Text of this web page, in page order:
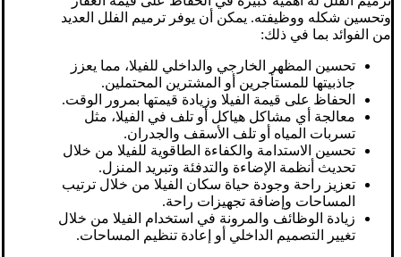
وتحسين شكله ووظيفته. يمكن أن يوفر ترميم الفلل العديد
من الفوائد بما في ذلك:
تحسين المظهر الخارجي والداخلي للفيلا، مما يعزز
جاذبيتها للمستأجرين أو المشترين المحتملين.
الحفاظ على قيمة الفيلا وزيادة قيمتها بمرور الوقت.
معالجة أي مشاكل هياكل أو تلف في الفيلا، مثل
تسربات المياه أو تلف الأسقف والجدران.
تحسين الاستدامة والكفاءة الطاقوية للفيلا من خلال
تحديث أنظمة الإضاءة والتدفئة وتبريد المنزل.
تعزيز راحة وجودة حياة سكان الفيلا من خلال ترتيب
المساحات وإضافة تجهيزات راحة.
زيادة الوظائف والمرونة في استخدام الفيلا من خلال
تغيير التصميم الداخلي أو إعادة تنظيم المساحات.